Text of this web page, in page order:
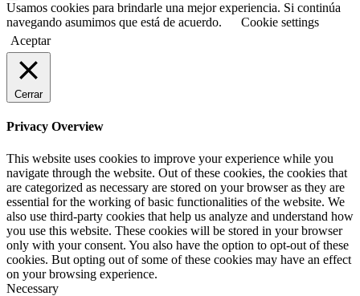
Usamos cookies para brindarle una mejor experiencia. Si continúa
navegando asumimos que está de acuerdo.
Cookie settings
Aceptar
Cerrar
Privacy Overview
This website uses cookies to improve your experience while you
navigate through the website. Out of these cookies, the cookies that
are categorized as necessary are stored on your browser as they are
essential for the working of basic functionalities of the website. We
also use third-party cookies that help us analyze and understand how
you use this website. These cookies will be stored in your browser
only with your consent. You also have the option to opt-out of these
cookies. But opting out of some of these cookies may have an effect
on your browsing experience.
Necessary